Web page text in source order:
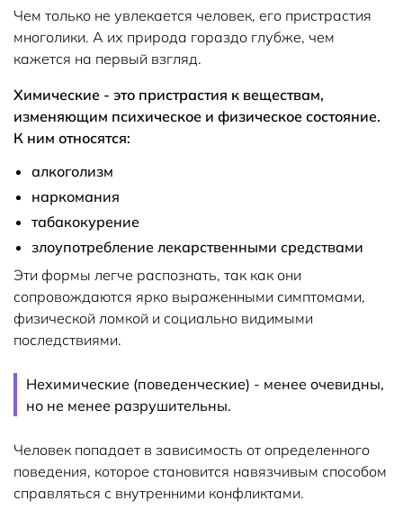
Чем только не увлекается человек, его пристрастия
многолики. А их природа гораздо глубже, чем
кажется на первый взгляд.
Химические - это пристрастия к веществам,
изменяющим психическое и физическое состояние.
К ним относятся:
алкоголизм
наркомания
табакокурение
злоупотребление лекарственными средствами
Эти формы легче распознать, так как они
сопровождаются ярко выраженными симптомами,
физической ломкой и социально видимыми
последствиями.
Нехимические (поведенческие) - менее очевидны,
но не менее разрушительны.
Человек попадает в зависимость от определенного
поведения, которое становится навязчивым способом
справляться с внутренними конфликтами.